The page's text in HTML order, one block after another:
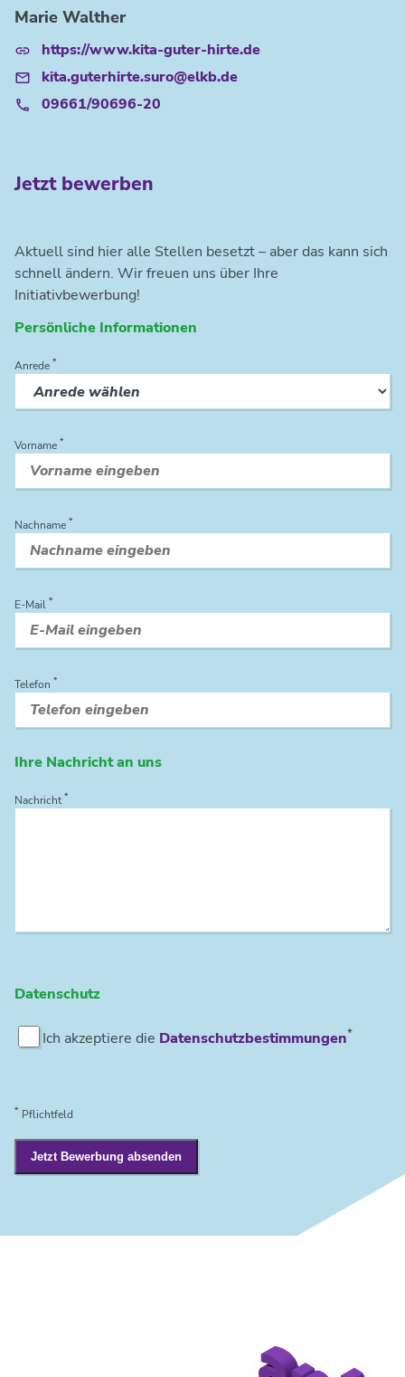
Marie Walther
https://www.kita-guter-hirte.de
kita.guterhirte.suro@elkb.de
09661/90696-20
Jetzt bewerben
Aktuell sind hier alle Stellen besetzt – aber das kann sich
schnell ändern. Wir freuen uns über Ihre
Initiativbewerbung!
Persönliche Informationen
Anrede *
Vorname *
Nachname *
E-Mail *
Telefon *
Ihre Nachricht an uns
Nachricht*
Datenschutz
Ich akzeptiere die Datenschutzbestimmungen*
* Pflichtfeld
Jetzt Bewerbung absenden